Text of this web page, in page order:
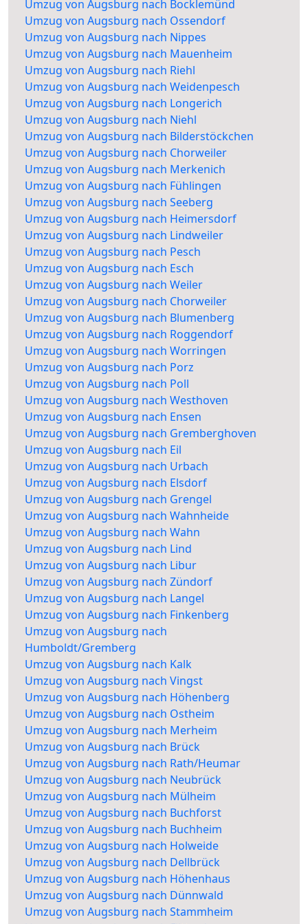
Umzug von Augsburg nach Bocklemünd
Umzug von Augsburg nach Ossendorf
Umzug von Augsburg nach Nippes
Umzug von Augsburg nach Mauenheim
Umzug von Augsburg nach Riehl
Umzug von Augsburg nach Weidenpesch
Umzug von Augsburg nach Longerich
Umzug von Augsburg nach Niehl
Umzug von Augsburg nach Bilderstöckchen
Umzug von Augsburg nach Chorweiler
Umzug von Augsburg nach Merkenich
Umzug von Augsburg nach Fühlingen
Umzug von Augsburg nach Seeberg
Umzug von Augsburg nach Heimersdorf
Umzug von Augsburg nach Lindweiler
Umzug von Augsburg nach Pesch
Umzug von Augsburg nach Esch
Umzug von Augsburg nach Weiler
Umzug von Augsburg nach Chorweiler
Umzug von Augsburg nach Blumenberg
Umzug von Augsburg nach Roggendorf
Umzug von Augsburg nach Worringen
Umzug von Augsburg nach Porz
Umzug von Augsburg nach Poll
Umzug von Augsburg nach Westhoven
Umzug von Augsburg nach Ensen
Umzug von Augsburg nach Gremberghoven
Umzug von Augsburg nach Eil
Umzug von Augsburg nach Urbach
Umzug von Augsburg nach Elsdorf
Umzug von Augsburg nach Grengel
Umzug von Augsburg nach Wahnheide
Umzug von Augsburg nach Wahn
Umzug von Augsburg nach Lind
Umzug von Augsburg nach Libur
Umzug von Augsburg nach Zündorf
Umzug von Augsburg nach Langel
Umzug von Augsburg nach Finkenberg
Umzug von Augsburg nach
Humboldt/Gremberg
Umzug von Augsburg nach Kalk
Umzug von Augsburg nach Vingst
Umzug von Augsburg nach Höhenberg
Umzug von Augsburg nach Ostheim
Umzug von Augsburg nach Merheim
Umzug von Augsburg nach Brück
Umzug von Augsburg nach Rath/Heumar
Umzug von Augsburg nach Neubrück
Umzug von Augsburg nach Mülheim
Umzug von Augsburg nach Buchforst
Umzug von Augsburg nach Buchheim
Umzug von Augsburg nach Holweide
Umzug von Augsburg nach Dellbrück
Umzug von Augsburg nach Höhenhaus
Umzug von Augsburg nach Dünnwald
Umzug von Augsburg nach Stammheim